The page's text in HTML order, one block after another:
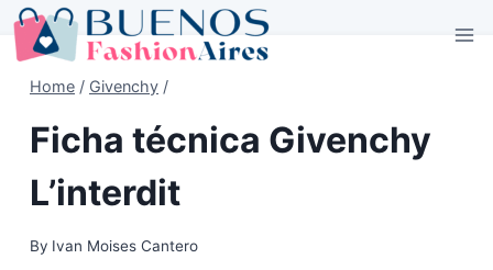
Skip
to
Home / Givenchy /
Ficha técnica Givenchy
L’interdit
By Ivan Moises Cantero